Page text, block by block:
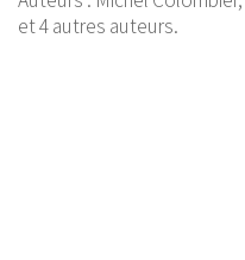
et 4 autres auteurs.